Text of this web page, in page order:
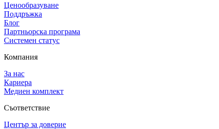
Ценообразуване
Поддръжка
Блог
Партньорска програма
Системен статус
Компания
За нас
Кариера
Медиен комплект
Съответствие
Център за доверие